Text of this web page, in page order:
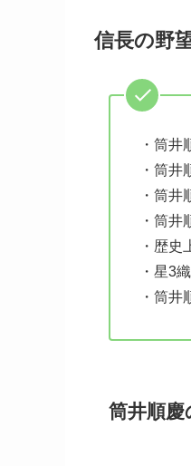
信長の野
・筒井
・筒
・筒
・筒井
・歴
・星3
・筒井
筒井順慶